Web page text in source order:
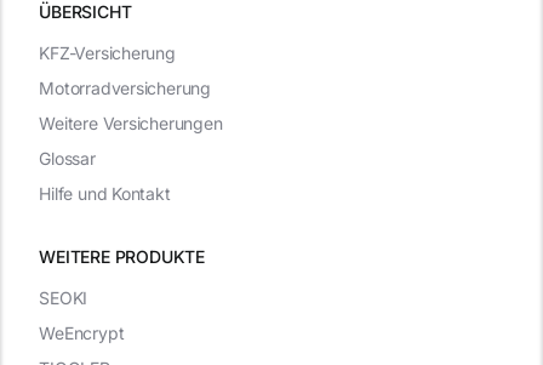
ÜBERSICHT
WEITERE PRODUKTE
KFZ-Versicherung
Motorradversicherung
Weitere Versicherungen
Glossar
Hilfe und Kontakt
SEOKI
WeEncrypt